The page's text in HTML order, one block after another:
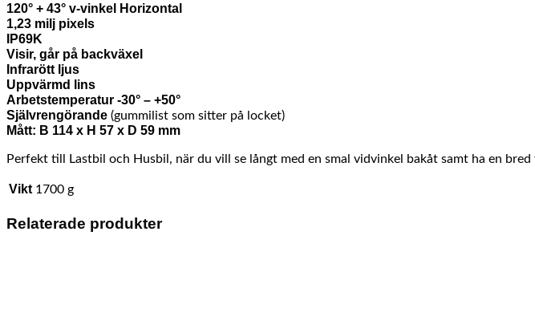
120° + 43° v-vinkel Horizontal
1,23 milj pixels
IP69K
Visir, går på backväxel
Infrarött ljus
Uppvärmd lins
Arbetstemperatur -30° – +50°
Självrengörande (gummilist som sitter på locket)
Mått: B 114 x H 57 x D 59 mm
Perfekt till Lastbil och Husbil, när du vill se långt med en smal vidvinkel bakåt samt ha en
Vikt 1700 g
Relaterade produkter